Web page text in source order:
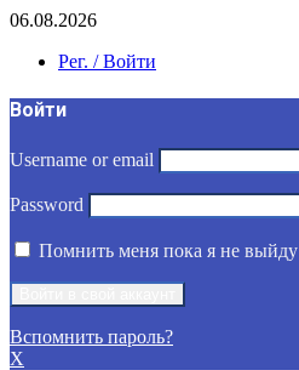
06.08.2026
Рег. / Войти
Войти
Username or email
Password
Помнить меня пока я не выйду
Вспомнить пароль?
X